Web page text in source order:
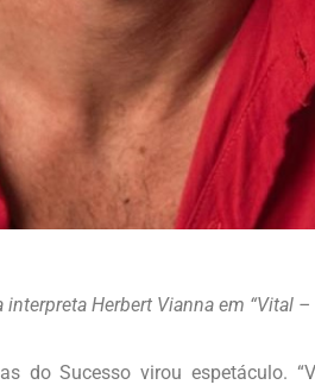
Herbert Vianna em “Vital
do Sucesso virou espetáculo.